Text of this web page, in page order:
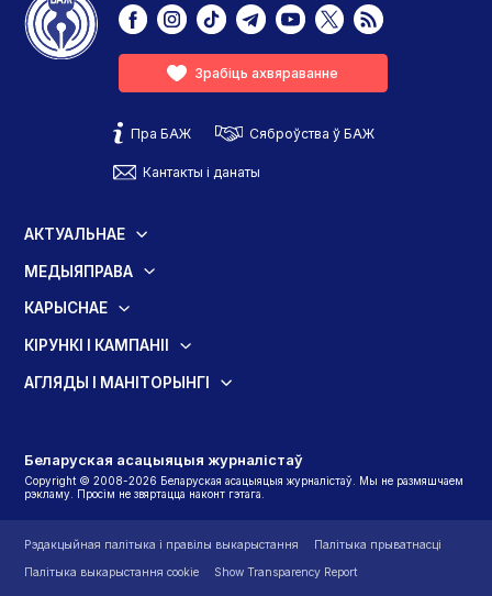
Зрабіць ахвяраванне
Пра БАЖ Сяброўства ў БАЖ
Кантакты і данаты
АКТУАЛЬНАЕ
МЕДЫЯПРАВА
КАРЫСНАЕ
КІРУНКІ І КАМПАНІІ
АГЛЯДЫ І МАНІТОРЫНГІ
Беларуская асацыяцыя журналістаў
Copyright © 2008-2026 Беларуская асацыяцыя журналістаў. Мы не размяшчаем
рэкламу. Просім не звяртацца наконт гэтага.
Рэдакцыйная палітыка і правілы выкарыстання Палітыка прыватнасці
Палітыка выкарыстання cookie Show Transparency Report